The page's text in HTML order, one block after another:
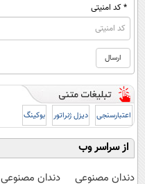
* کد امنیتی
اعتبارسنجی دیزل ژنراتور بوکینگ
از سراسر وب
دندان مصنوعی
دندان مصنوعی